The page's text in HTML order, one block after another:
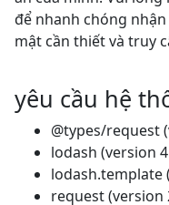
để nhanh chóng
mật cần thiết và truy
yêu cầu hệ
@types/request
lodash (version
lodash.template
request (version